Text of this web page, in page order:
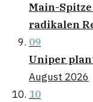
Main-
radikalen
09
Uniper
August 2026
10